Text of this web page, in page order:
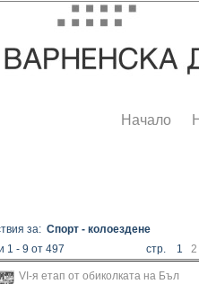
Начало
за:Спорт - колоездене
1 - 9 от 497
стр. 12
VI-я етап от обиколката на Бъл